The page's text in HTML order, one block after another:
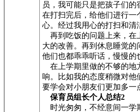
员，我可能只是把孩子们
在打扫完后，给他们进行
心。经过我用心的打扫和清
再到吃饭的问题上来，在
大的改善。再到休息睡觉的
他们也都乖乖听话，慢慢的
在上学期里做的不够的地
响。比如我的态度稍微对
要学会对小朋友们更加多一
保育员组长个人总结2
时光匆匆，不经意间一学